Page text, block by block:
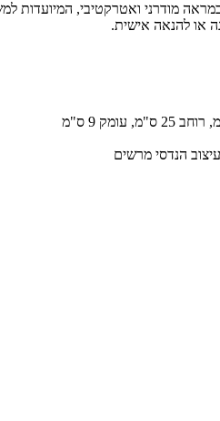
הנדסה במראה מודרני ואטרקטיבי,
או להנאה אישית.
הנדסי מרשים